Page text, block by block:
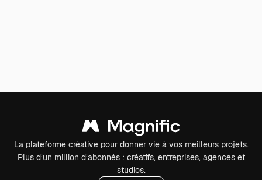
La plateforme créative pour donner vie à vos meilleurs projets.
Plus d’un million d’abonnés : créatifs, entreprises, agences et
studios.